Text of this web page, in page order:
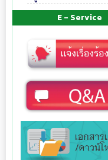
E - Service